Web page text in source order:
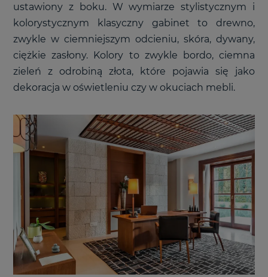
ustawiony z boku. W wymiarze stylistycznym i
kolorystycznym klasyczny gabinet to drewno,
zwykle w ciemniejszym odcieniu, skóra, dywany,
ciężkie zasłony. Kolory to zwykle bordo, ciemna
zieleń z odrobiną złota, które pojawia się jako
dekoracja w oświetleniu czy w okuciach mebli.